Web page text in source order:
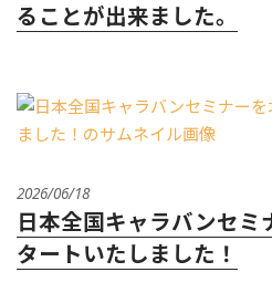
ることが出来ました。
2026/06/18
日本全国キャラバンセミ
タートいたしました！